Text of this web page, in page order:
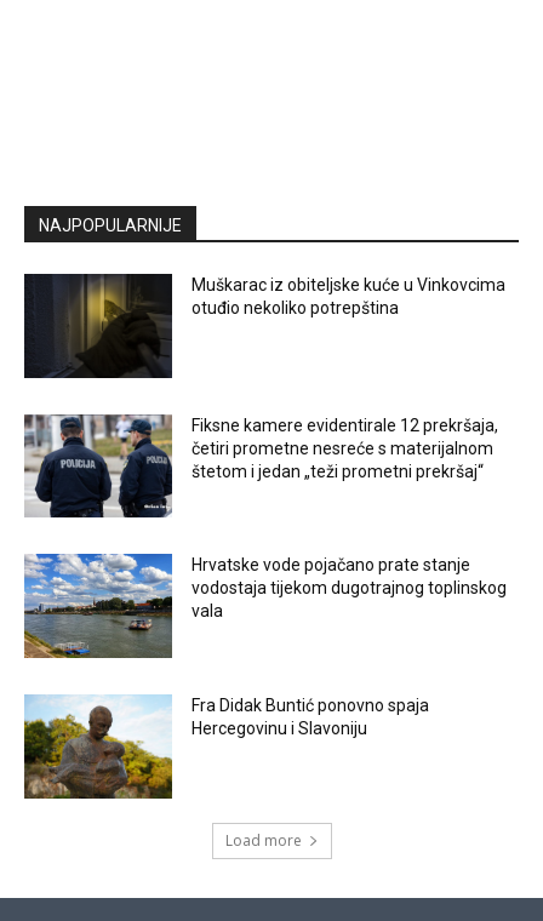
NAJPOPULARNIJE
Muškarac iz obiteljske kuće u Vinkovcima
otuđio nekoliko potrepština
Fiksne kamere evidentirale 12 prekršaja,
četiri prometne nesreće s materijalnom
štetom i jedan „teži prometni prekršaj“
Hrvatske vode pojačano prate stanje
vodostaja tijekom dugotrajnog toplinskog
vala
Fra Didak Buntić ponovno spaja
Hercegovinu i Slavoniju
Load more